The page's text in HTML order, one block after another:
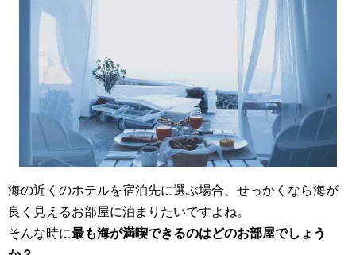
海の近くのホテルを宿泊先に選ぶ場合、せっかくなら海が
良く見えるお部屋に泊まりたいですよね。
そんな時に最も海が満喫できるのはどのお部屋でしょう